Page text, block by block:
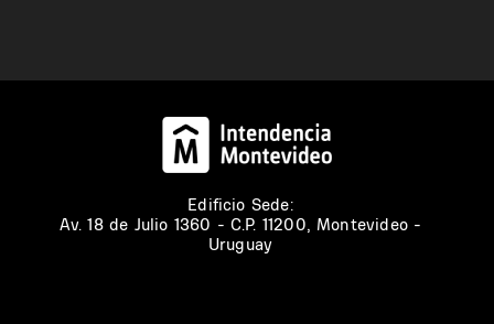
Edificio Sede:
Av. 18 de Julio 1360 - C.P. 11200, Montevideo -
Uruguay